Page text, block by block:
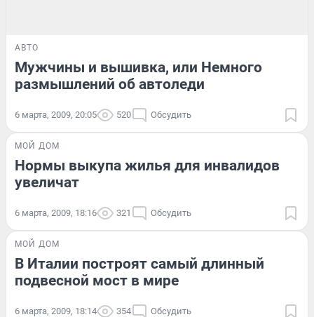
АВТО
Мужчины и вышивка, или Немного
размышлений об автоледи
6 марта, 2009, 20:05 520 Обсудить
МОЙ ДОМ
Нормы выкупа жилья для инвалидов
увеличат
6 марта, 2009, 18:16 321 Обсудить
МОЙ ДОМ
В Италии построят самый длинный
подвесной мост в мире
6 марта, 2009, 18:14 354 Обсудить